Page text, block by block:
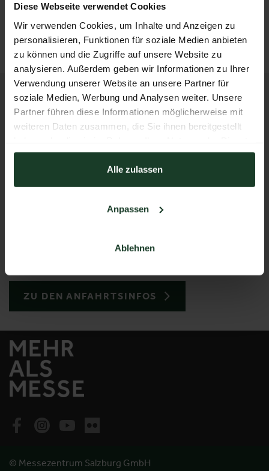
Diese Webseite verwendet Cookies
Wir verwenden Cookies, um Inhalte und Anzeigen zu
personalisieren, Funktionen für soziale Medien anbieten
zu können und die Zugriffe auf unsere Website zu
analysieren. Außerdem geben wir Informationen zu Ihrer
Verwendung unserer Website an unsere Partner für
soziale Medien, Werbung und Analysen weiter. Unsere
Partner führen diese Informationen möglicherweise mit
weiteren Daten zusammen, die Sie ihnen bereitgestellt
gesammelt haben.
Alle zulassen
Anpassen
Ablehnen
ZURÜCK ZUM AUSSTELLER
KONTAKT
5020 Salzburg
ANSPRECHPARTNER FINDEN
ZU DEN ANFAHRTSINFOS
© Messezentrum Salzburg GmbH